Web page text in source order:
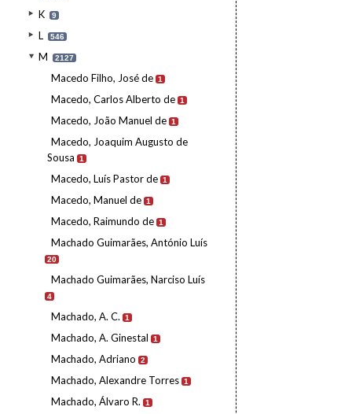
K 9
L 546
M 2127
Macedo Filho, José de 1
Macedo, Carlos Alberto de 1
Macedo, João Manuel de 1
Macedo, Joaquim Augusto de
Sousa
1
Macedo, Luís Pastor de 1
Macedo, Manuel de 1
Macedo, Raimundo de 1
Machado Guimarães, António Luís
20
Machado Guimarães, Narciso Luís
4
Machado, A. C. 1
Machado, A. Ginestal 1
Machado, Adriano 2
Machado, Alexandre Torres 1
Machado, Álvaro R. 1